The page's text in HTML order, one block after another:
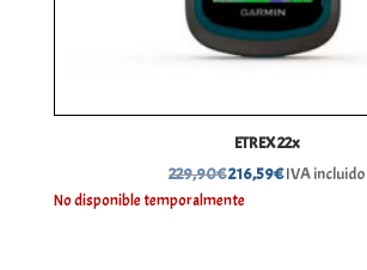
ETREX 22x
229,90€El
precio
216,59€ElIVA incluido
No disponible temporalmente